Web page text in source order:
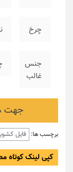
چرخ
جنس
غالب
جهت
برچسب ها: فایل
کپی لینک کوتاه